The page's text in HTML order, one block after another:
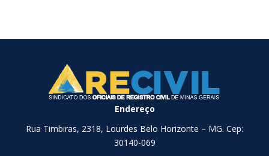
Endereço
Rua Timbiras, 2318, Lourdes Belo Horizonte – MG. Cep:
30140-069